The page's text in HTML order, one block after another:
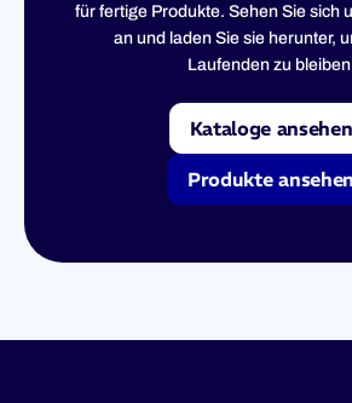
für fertige Produkte. Sehen Sie sich
an und laden Sie sie herunter,
Laufenden zu
Kataloge ansehen
Produkte ansehen